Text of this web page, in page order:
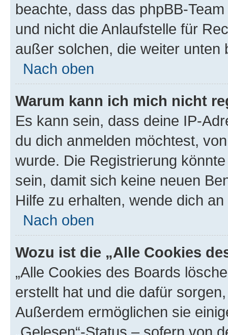
beachte, dass das phpBB-
und nicht die Anlaufstelle für
außer solchen, die weiter unten
Nach oben
Warum kann ich mich nicht
Es kann sein, dass deine IP-
du dich anmelden möchtest,
wurde. Die Registrierung
sein, damit sich keine neuen
Hilfe zu erhalten, wende dich
Nach oben
Wozu ist die „Alle Cookies
„Alle Cookies des Boards
erstellt hat und die dafür
Außerdem ermöglichen sie
„Gelesen“-Status – sofern von